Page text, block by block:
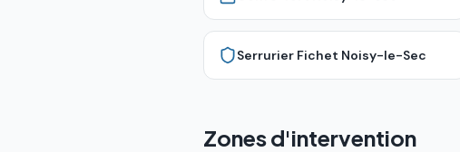
Serrurier Fichet Noisy-le-Sec
Zones d'intervention